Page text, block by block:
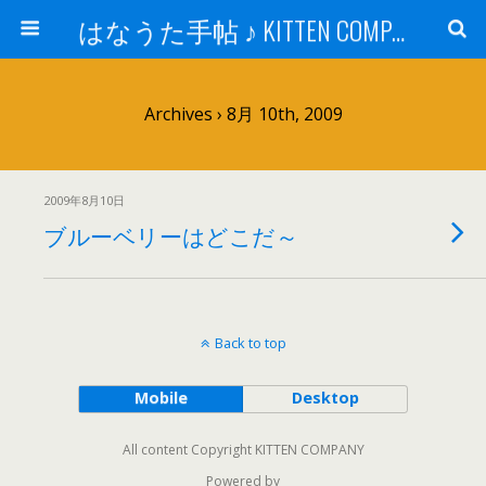
はなうた手帖 ♪ KITTEN COMPANY
Archives › 8月 10th, 2009
2009年8月10日
ブルーベリーはどこだ～
Back to top
Mobile Desktop
All content Copyright KITTEN COMPANY
Powered by